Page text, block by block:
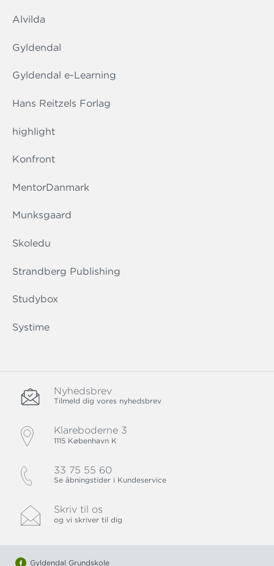
Alvilda
Gyldendal
Gyldendal e-Learning
Hans Reitzels Forlag
highlight
Konfront
MentorDanmark
Munksgaard
Skoledu
Strandberg Publishing
Studybox
Systime
Nyhedsbrev
Tilmeld dig vores nyhedsbrev
Klareboderne 3
1115 København K
33 75 55 60
Se åbningstider i Kundeservice
Skriv til os
og vi skriver til dig
Gyldendal Grundskole